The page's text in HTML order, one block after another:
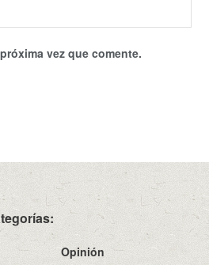
vez que comente.
Opinión